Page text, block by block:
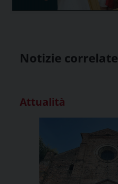
Notizie correlate
Attualità